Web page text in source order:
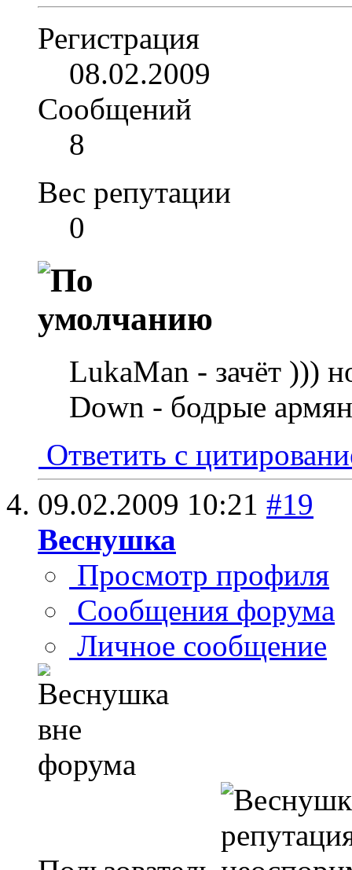
Регистрация
08.02.2009
Сообщений
8
Вес репутации
0
LukaMan - зачёт )))
Down - бодрые
Ответить с
09.02.2009 10:21 #19
Веснушка
Просмотр профиля
Сообщения форума
Личное сообщение